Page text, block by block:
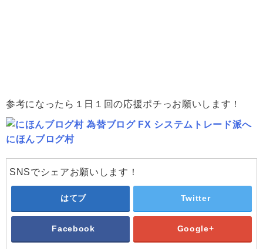
参考になったら１日１回の応援ポチっお願いします！
にほんブログ村
SNSでシェアお願いします！
はてブ Twitter
Facebook Google+